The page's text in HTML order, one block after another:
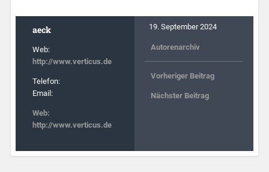
aeck
Web:
http://www.verticus.de
Telefon:
Email:
Web:
http://www.verticus.de
19. September 2024
Autorenarchiv
Vorheriger Beitrag
Nächster Beitrag